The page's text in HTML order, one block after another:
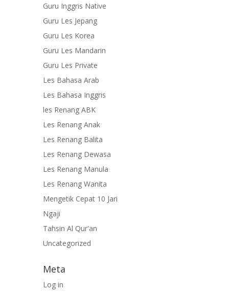
Guru Inggris Native
Guru Les Jepang
Guru Les Korea
Guru Les Mandarin
Guru Les Private
Les Bahasa Arab
Les Bahasa Inggris
les Renang ABK
Les Renang Anak
Les Renang Balita
Les Renang Dewasa
Les Renang Manula
Les Renang Wanita
Mengetik Cepat 10 Jari
Ngaji
Tahsin Al Qur'an
Uncategorized
Meta
Log in